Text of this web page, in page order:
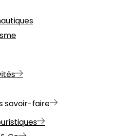
savoir-faire